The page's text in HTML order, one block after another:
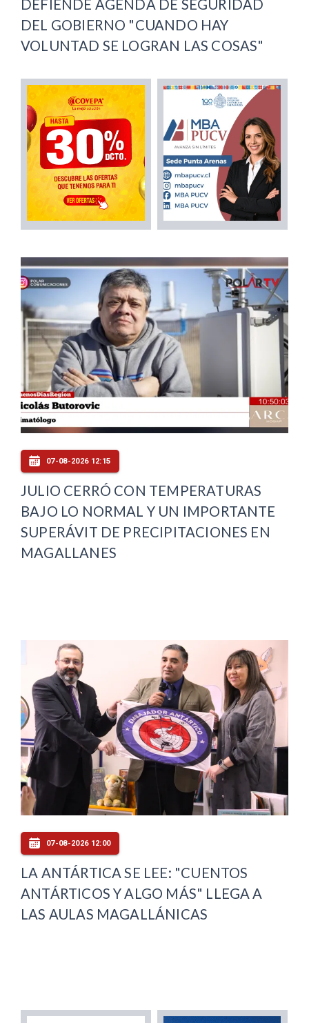
DEFIENDE AGENDA DE SEGURIDAD
DEL GOBIERNO "CUANDO HAY
VOLUNTAD SE LOGRAN LAS COSAS"
07-08-2026 12:15
JULIO CERRÓ CON TEMPERATURAS
BAJO LO NORMAL Y UN IMPORTANTE
SUPERÁVIT DE PRECIPITACIONES EN
MAGALLANES
07-08-2026 12:00
LA ANTÁRTICA SE LEE: "CUENTOS
ANTÁRTICOS Y ALGO MÁS" LLEGA A
LAS AULAS MAGALLÁNICAS